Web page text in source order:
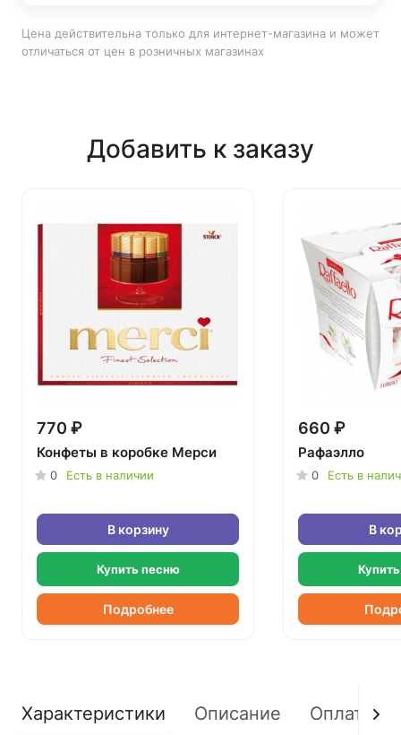
Цена действительна только для интернет-магазина и может
отличаться от цен в розничных магазинах
Добавить к заказу
770 ₽
Конфеты в коробке Мерси
0 Есть в наличии
В корзину
Купить песню
Подробнее
660 ₽
Рафаэлло
0 Есть в
В
Характеристики Описание Оплата